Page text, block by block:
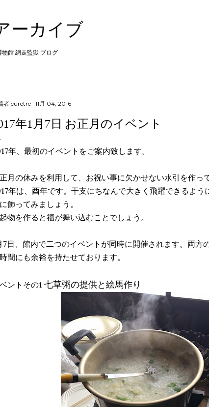
ーカイブ
館 網走監獄 ブログ
者 curetre 11月 04, 2016
年1月7日 お正月のイベント
年、最初のイベントをご案内致します。
月の休みを利用して、お祝い事に欠かせない水引を作っ
年は、酉年です。干支にちなんで大きく飛躍できるよ
飾ってみましょう。
物を作ると福が舞い込むことでしょう。
7日、館内で二つのイベントが同時に開催されます。両方
間にも余裕を持たせております。
ントその1 七草粥の提供と絵馬作り